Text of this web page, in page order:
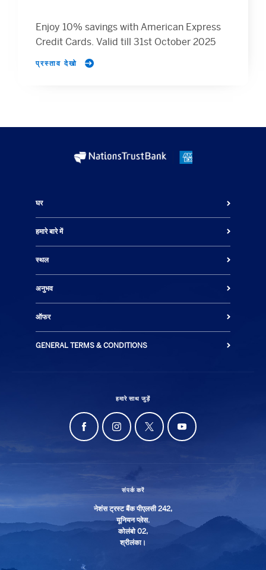
Enjoy 10% savings with American Express
Credit Cards. Valid till 31st October 2025
प्रस्ताव देखो
घर
हमारे बारे में
स्थल
अनुभव
ऑफर
GENERAL TERMS & CONDITIONS
हमारे साथ जुड़ें
संपर्क करें
नेशंस ट्रस्ट बैंक पीएलसी 242,
यूनियन प्लेस.
कोलंबो 02,
श्रीलंका।